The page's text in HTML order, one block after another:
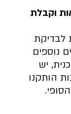
וקבלת
לבדיקת
נוספים
יש
הותקנו